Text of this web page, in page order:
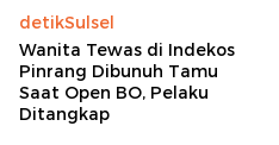
detikSulsel
Wanita Tewas di Indekos
Pinrang Dibunuh Tamu
Saat Open BO, Pelaku
Ditangkap